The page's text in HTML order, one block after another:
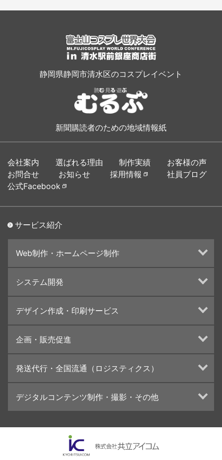
静岡県静岡市清水区のコスプレイベント
新聞購読者のための地域情報紙
会社案内 選ばれる理由 制作実績
お客様の声
お問合せ
お知らせ 採用情報
社員ブログ
公式Facebook
サービス紹介
Web制作・ホームページ制作
ランディングページ制作
Web分析・改善・コンサルティング
インターネット広告代行
UI・UXデザイン設計
システム開発
デザイン作成・印刷サービス
カタログデザインの制作・印刷
冊子/パンフレットのデザイン制作・印刷
学校・会社案内パンフレット制作・印刷
高精細印刷（スブリマ印刷）
社内報
名刺
一般印刷 （オンデマンド・オフセット）
ユニバーサル・コミュニケーション・デザイン
企画・販売促進
ブランディング戦略
イベント運営
コンテンツ制作
周年事業
採用プロモーション
発送代行・全国流通（ロジスティクス）
デジタルコンテンツ制作・撮影・その他
イラスト・キャラクター制作
ロゴデザイン・CI設計